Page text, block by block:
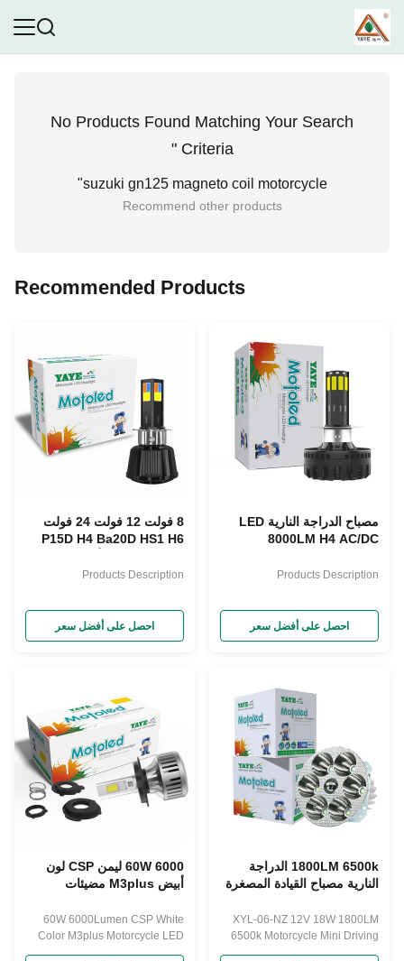
No Products Found Matching Your Search
Criteria "
suzuki gn125 magneto coil motorcycle
"
Recommend other products
Recommended Products
مصباح الدراجة النارية LED
8000LM H4 AC/DC
Emitting COB Lamp Bead
Products Description
احصل على أفضل سعر
8 فولت 12 فولت 24 فولت
P15D H4 Ba20D HS1 H6
Products Description
احصل على أفضل سعر
1800LM 6500k الدراجة
النارية مصباح القيادة المصغرة
مصباح الرؤوس
XYL-06-NZ 12V 18W 1800LM
6500k Motorcycle Mini Driving
Light Headlight Model Name
60W 6000 ليمن CSP لون
أبيض M3plus مضيئات
Hi / Lo
60W 6000Lumen CSP White
Color M3plus Motorcycle LED
Headlights with Hi/Lo Beam